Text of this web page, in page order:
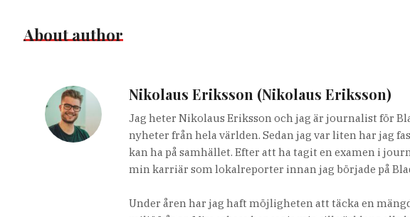
About author
Nikolaus Eriksson (Nikolaus Eriksson)
Jag heter Nikolaus Eriksson och jag är journalist för
nyheter från hela världen. Sedan jag var liten har jag
kan ha på samhället. Efter att ha tagit en examen i
min karriär som lokalreporter innan jag började på
Under åren har jag haft möjligheten att täcka en